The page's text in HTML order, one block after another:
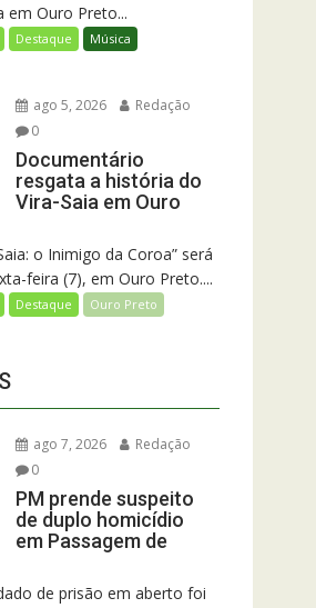
em Ouro Preto...
Destaque
Música
ago 5, 2026
Redação
0
Documentário
resgata a história do
Vira-Saia em Ouro
o Inimigo da Coroa” será
feira (7), em Ouro Preto....
Destaque Ouro Preto
ago 7, 2026
Redação
0
PM prende suspeito
de duplo homicídio
em Passagem de
de prisão em aberto foi